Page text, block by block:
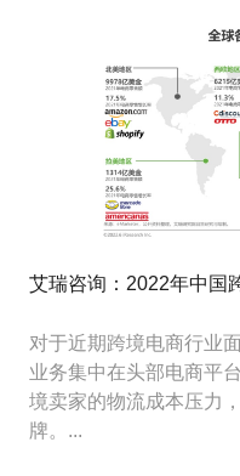
艾瑞咨询：2022年中国
对于近期跨境电商行业
业务集中在头部电商平
境卖家的物流成本压力
牌。...